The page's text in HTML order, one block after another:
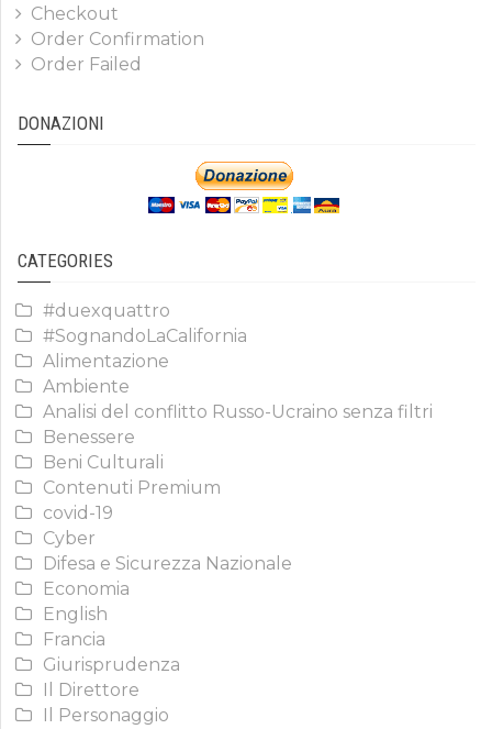
Checkout
Order Confirmation
Order Failed
DONAZIONI
CATEGORIES
#duexquattro
#SognandoLaCalifornia
Alimentazione
Ambiente
Analisi del conflitto Russo-Ucraino senza filtri
Benessere
Beni Culturali
Contenuti Premium
covid-19
Cyber
Difesa e Sicurezza Nazionale
Economia
English
Francia
Giurisprudenza
Il Direttore
Il Personaggio